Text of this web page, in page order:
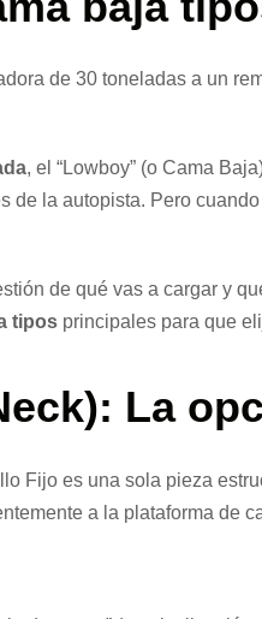
de 30 toneladas a un
, el “Lowboy” (o Cama
de la autopista. Pero
de qué vas a cargar y
tipos principales para que
La
Fijo es una sola pieza
a la plataforma de